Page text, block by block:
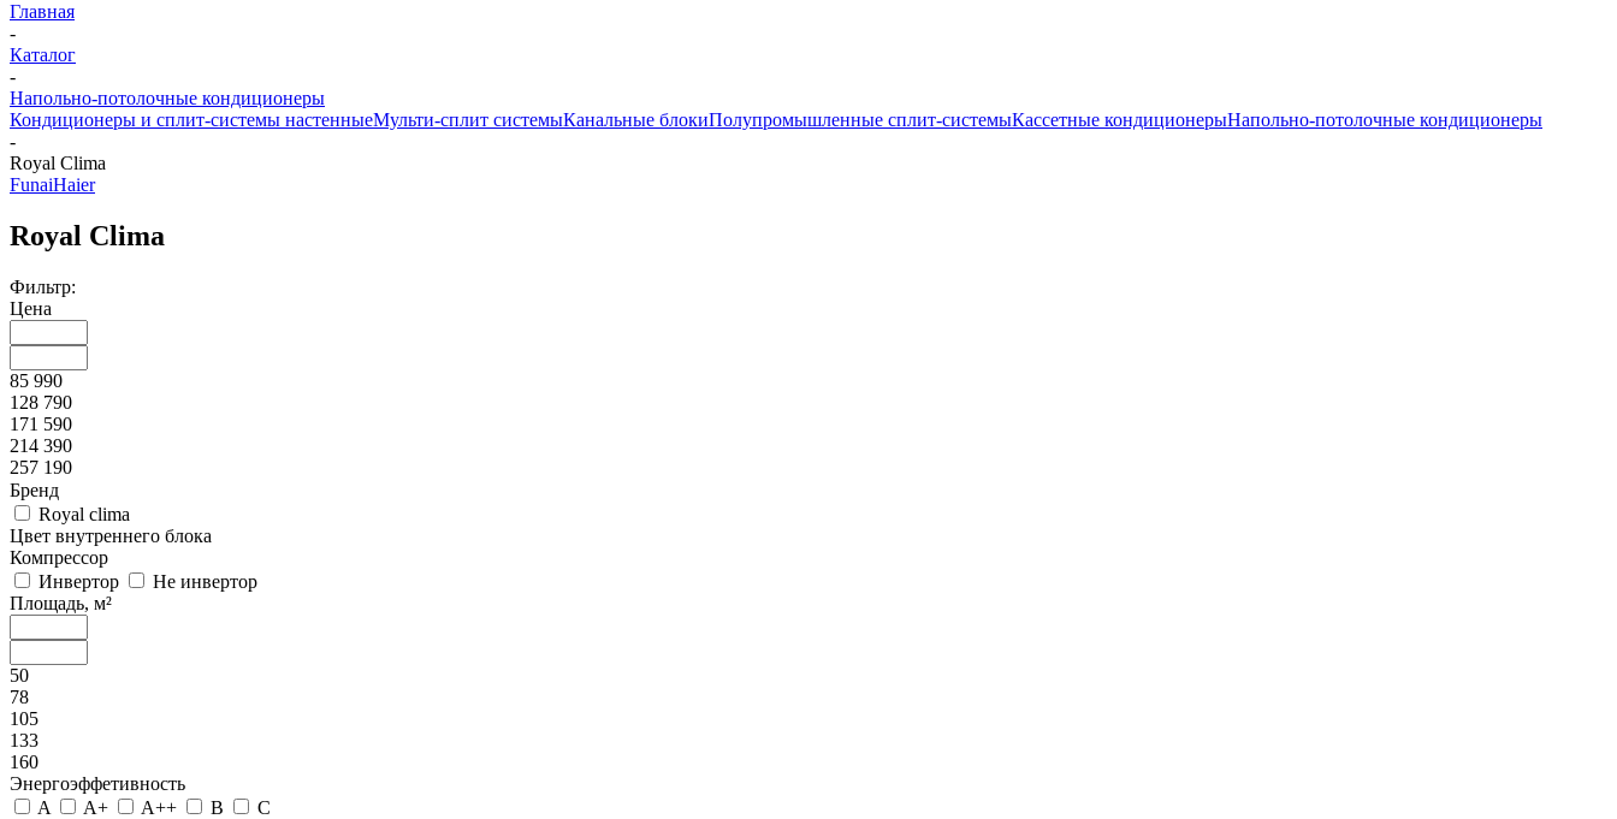
Главная
-
Каталог
-
Напольно-потолочные кондиционеры
Кондиционеры и сплит-системы настенныеМульти-сплит системыКанальные блокиПолупромышленные сплит-системыКассетные кондиционерыНапольно-потолочные кондиционеры
-
Royal Clima
FunaiHaier
Royal Clima
Фильтр:
Цена
85 990
128 790
171 590
214 390
257 190
Бренд
Royal clima
Цвет внутреннего блока
Компрессор
Инвертор
Не инвертор
Площадь, м²
50
78
105
133
160
Энергоэффетивность
A
A+ A++ B
C